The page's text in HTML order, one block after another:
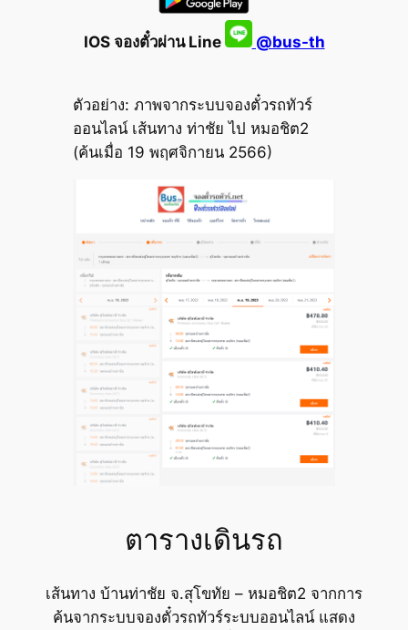
IOS จองตั๋วผ่าน Line @bus-th
ตัวอย่าง: ภาพจากระบบจองตั๋วรถทัวร์
ออนไลน์ เส้นทาง ท่าชัย ไป หมอชิต2
(ค้นเมื่อ 19 พฤศจิกายน 2566)
ตารางเดินรถ
เส้นทาง บ้านท่าชัย จ.สุโขทัย – หมอชิต2 จากการ
ค้นจากระบบจองตั๋วรถทัวร์ระบบออนไลน์ แสดง